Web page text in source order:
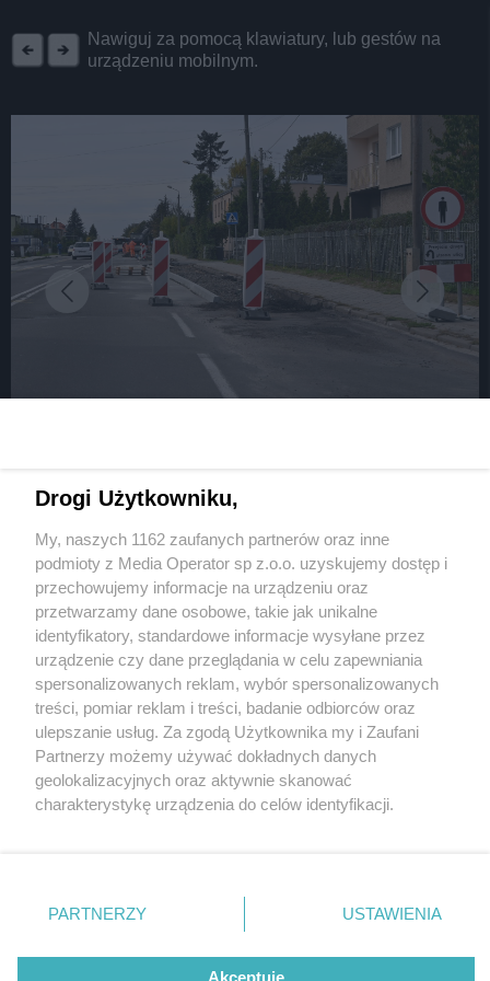
Nawiguj za pomocą klawiatury, lub gestów na
urządzeniu mobilnym.
tam właśnie nowe drogi rowerowe
1 / 7
Nowe drogi rowerowe w
Tarnowskich Górach
Wydawca mediów lokalnych
Nie zapomnij
zapoznać się z:
polityką prywatności regulamin korzystania z portali
Twojemiasto
Piekary Śląskie
Chorzów
Tarnowskie Góry
Gliwice
Skontakuj sięz nami
Kontakt
Wydawca
Redakcja
Drogi Użytkowniku,
My, naszych 1162 zaufanych partnerów oraz inne
podmioty z Media Operator sp z.o.o. uzyskujemy dostęp i
przechowujemy informacje na urządzeniu oraz
przetwarzamy dane osobowe, takie jak unikalne
identyfikatory, standardowe informacje wysyłane przez
urządzenie czy dane przeglądania w celu zapewniania
spersonalizowanych reklam, wybór spersonalizowanych
treści, pomiar reklam i treści, badanie odbiorców oraz
ulepszanie usług. Za zgodą Użytkownika my i Zaufani
Partnerzy możemy używać dokładnych danych
geolokalizacyjnych oraz aktywnie skanować
charakterystykę urządzenia do celów identyfikacji.
zmienić/wycofać klikając przycisk ustawień prywatności
znajdujący się w lewym dolnym rogu strony
rodzaje przetwarzania danych nie wymagają zgody
użytkownika, ale masz prawo sprzeciwić się takiemu
PARTNERZY USTAWIENIA
Akceptuję